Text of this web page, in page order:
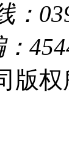
：
版权